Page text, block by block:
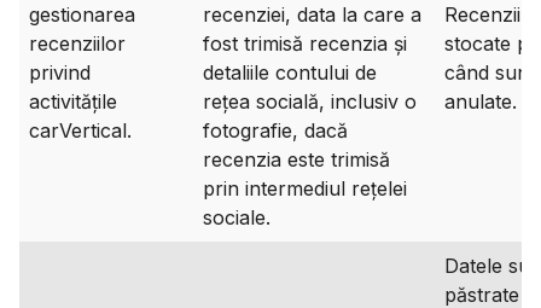
gestionarea
recenziilor
privind
activitățile
carVertical.
recenziei, data la care a
fost trimisă recenzia și
detaliile contului de
rețea socială, inclusiv o
fotografie, dacă
recenzia este trimisă
prin intermediul rețelei
sociale.
stocate
când sunt
anulate.
Datele
păstrate